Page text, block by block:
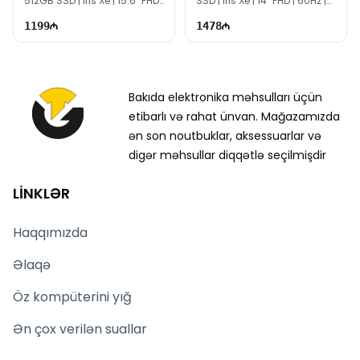
1199 1478
Bakıda elektronika məhsulları üçün
etibarlı və rahat ünvan. Mağazamızda
ən son noutbuklar, aksessuarlar və
digər məhsullar diqqətlə seçilmişdir
LİNKLƏR
Haqqımızda
Əlaqə
Öz kompüterini yığ
Ən çox verilən suallar